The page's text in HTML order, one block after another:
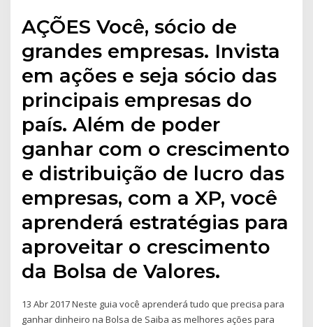
AÇÕES Você, sócio de
grandes empresas. Invista
em ações e seja sócio das
principais empresas do
país. Além de poder
ganhar com o crescimento
e distribuição de lucro das
empresas, com a XP, você
aprenderá estratégias para
aproveitar o crescimento
da Bolsa de Valores.
13 Abr 2017 Neste guia você aprenderá tudo que precisa para
ganhar dinheiro na Bolsa de Saiba as melhores ações para